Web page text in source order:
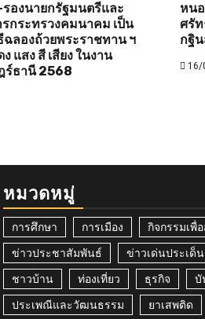
องนายกรัฐมนตรีและ
กระทรวงคมนาคม เป็น
ลองถ้วยพระราชทาน ฯ
แสง สี เสียง ในงาน
ร์ธานี 2568
หน
ศรั
กฐิ
16/
หมวดหมู่
การศึกษา การเมือง กิจกรรมเพื่
ข่าวประชาสัมพันธ์ ข่าวเด่นประเด็
ชาวบ้าน ท่องเที่ยว ธุรกิจ บั
ประเพณีและวัฒนธรรม ยาเสพติด